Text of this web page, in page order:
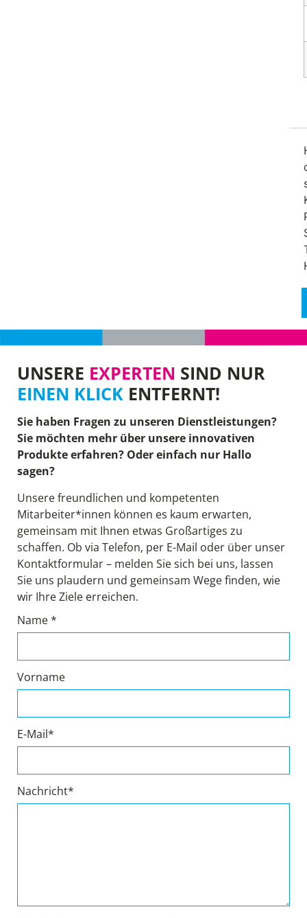
UNSERE EXPERTEN SIND NUR
EINEN KLICK ENTFERNT!
Sie haben Fragen zu unseren Dienstleistungen?
Sie möchten mehr über unsere innovativen
Produkte erfahren? Oder einfach nur Hallo
sagen?
Unsere freundlichen und kompetenten
Mitarbeiter*innen können es kaum erwarten,
gemeinsam mit Ihnen etwas Großartiges zu
schaffen. Ob via Telefon, per E-Mail oder über unser
Kontaktformular – melden Sie sich bei uns, lassen
Sie uns plaudern und gemeinsam Wege finden, wie
wir Ihre Ziele erreichen.
Name *
Vorname
E-Mail*
Nachricht*